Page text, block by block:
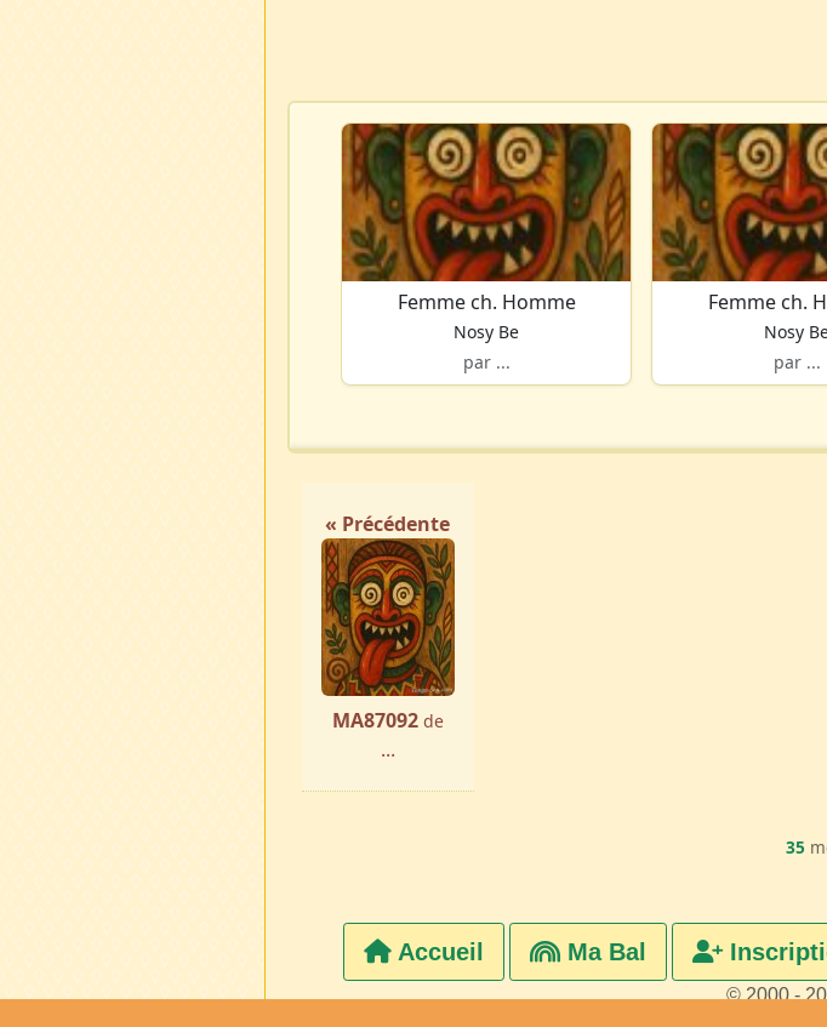
Femme ch. Homme
Nosy Be
par ...
Femme ch.
Nosy
par ...
« Précédente
MA87092 de
...
35
Accueil Ma Bal
© 2000 -